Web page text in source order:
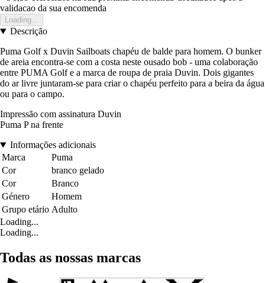
validacao da sua encomenda
Loading...
Descrição
Puma Golf x Duvin Sailboats chapéu de balde para homem. O bunker
de areia encontra-se com a costa neste ousado bob - uma colaboração
entre PUMA Golf e a marca de roupa de praia Duvin. Dois gigantes
do ar livre juntaram-se para criar o chapéu perfeito para a beira da água
ou para o campo.
Impressão com assinatura Duvin
Puma P na frente
Informações adicionais
Marca
Puma
Cor
branco gelado
Cor
Branco
Género
Homem
Grupo etário Adulto
Loading...
Loading...
Todas as nossas marcas